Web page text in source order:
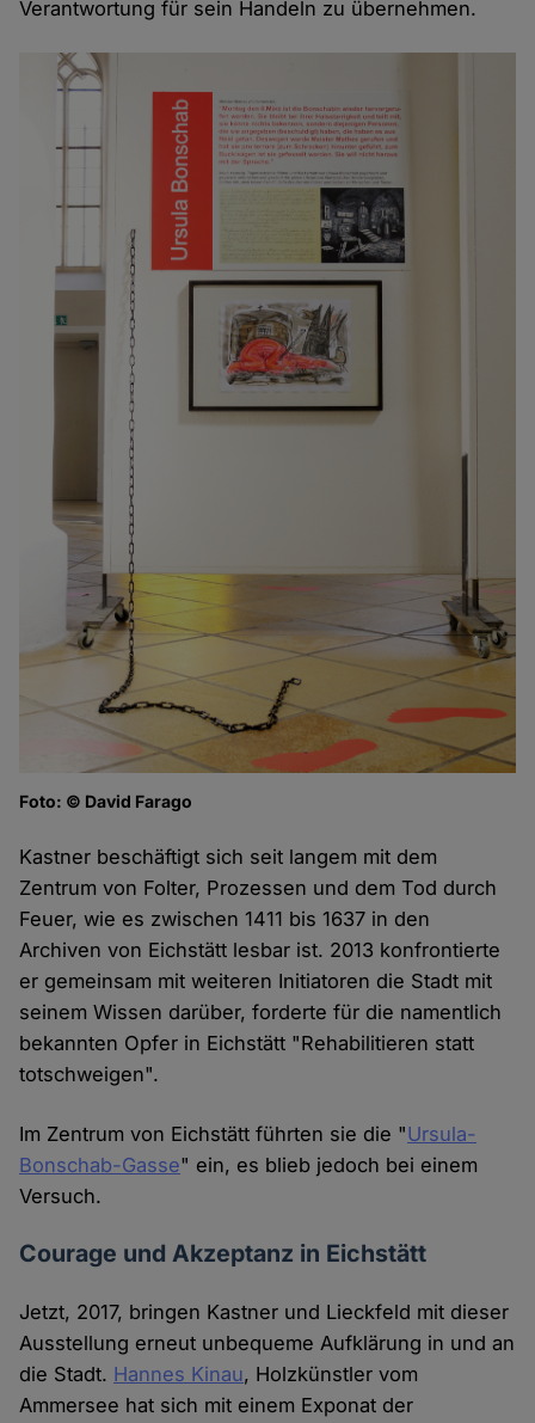
Verantwortung für sein Handeln zu übernehmen.
Foto: © David Farago
Kastner beschäftigt sich seit langem mit dem
Zentrum von Folter, Prozessen und dem Tod durch
Feuer, wie es zwischen 1411 bis 1637 in den
Archiven von Eichstätt lesbar ist. 2013 konfrontierte
er gemeinsam mit weiteren Initiatoren die Stadt mit
seinem Wissen darüber, forderte für die namentlich
bekannten Opfer in Eichstätt "Rehabilitieren statt
totschweigen".
Im Zentrum von Eichstätt führten sie die "Ursula-
Bonschab-Gasse" ein, es blieb jedoch bei einem
Versuch.
Courage und Akzeptanz in Eichstätt
Jetzt, 2017, bringen Kastner und Lieckfeld mit dieser
Ausstellung erneut unbequeme Aufklärung in und an
die Stadt. Hannes Kinau, Holzkünstler vom
Ammersee hat sich mit einem Exponat der